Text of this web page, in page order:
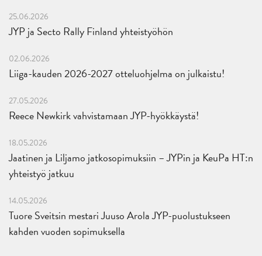
25.06.2026
JYP ja Secto Rally Finland yhteistyöhön
02.06.2026
Liiga-kauden 2026-2027 otteluohjelma on julkaistu!
27.05.2026
Reece Newkirk vahvistamaan JYP-hyökkäystä!
18.05.2026
Jaatinen ja Liljamo jatkosopimuksiin – JYPin ja KeuPa HT:n
yhteistyö jatkuu
14.05.2026
Tuore Sveitsin mestari Juuso Arola JYP-puolustukseen
kahden vuoden sopimuksella